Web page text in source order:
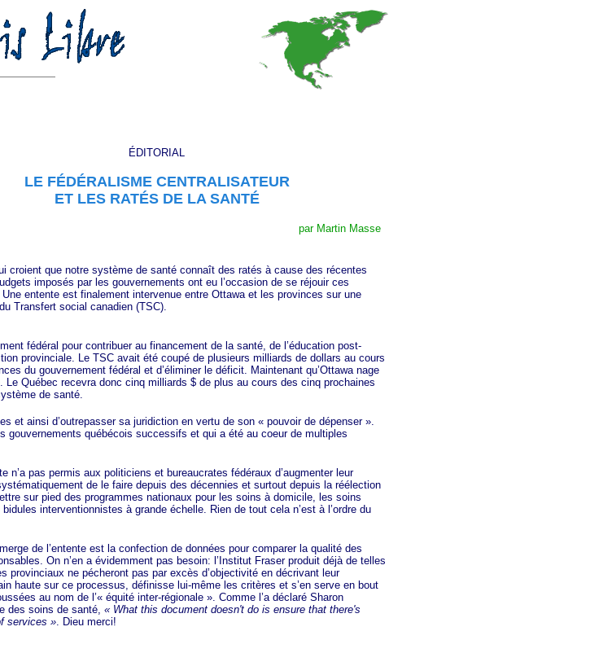
ÉDITORIAL
LE FÉDÉRALISME CENTRALISATEUR
ET LES RATÉS DE LA SANTÉ
par Martin Masse
que notre système de santé connaît des ratés à cause des récentes
imposés par les gouvernements ont eu l’occasion de se réjouir ces
entente est finalement intervenue entre Ottawa et les provinces sur une
Transfert social canadien (TSC).
fédéral pour contribuer au financement de la santé, de l’éducation post-
provinciale. Le TSC avait été coupé de plusieurs milliards de dollars au cours
du gouvernement fédéral et d’éliminer le déficit. Maintenant qu’Ottawa nage
Québec recevra donc cinq mill iards $ de plus au cours des cinq prochaines
de santé.
ainsi d’outrepasser sa juridiction en vertu de son « pouvoir de dépenser ».
gouvernements québécois successifs et qui a été au coeur de multiples
pas permis aux politiciens et bureaucrates fédéraux d’augmenter leur
de le faire depuis des décennies et surtout depuis la réélection
sur pied des programmes nationaux pour les soins à domicile, les soins
interventionnistes à grande échelle. Rien de tout cela n’est à l’ordre du
de l’entente est la confection de données pour comparer la qualité des
On n’en a évidemment pas besoin: l’Institut Fraser produit déjà de telles
provinciaux ne pécheront pas par excès d’objectivité en décrivant leur
haute sur ce processus, définisse lui-même les critères et s’en serve en bout
au nom de l’« équité inter-régionale ». Comme l’a déclaré Sharon
des soins de santé, « What this document doesn't do is ensure that there's
services ». Dieu merci!